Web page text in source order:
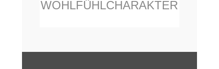
WOHLFÜHLCHARAKTER